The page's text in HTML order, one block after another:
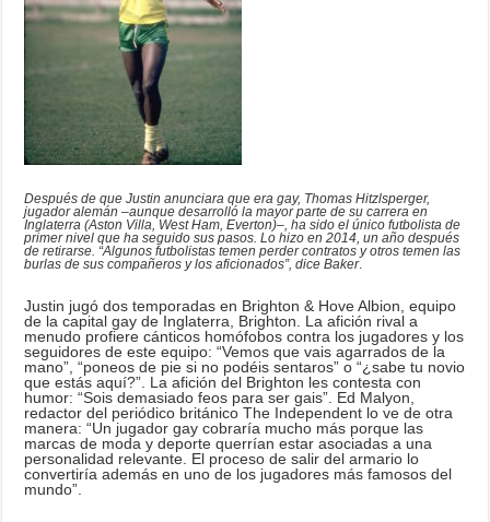
Después de que Justin anunciara que era gay, Thomas Hitzlsperger,
jugador alemán –aunque desarrolló la mayor parte de su carrera en
Inglaterra (Aston Villa, West Ham, Everton)–, ha sido el único futbolista de
primer nivel que ha seguido sus pasos. Lo hizo en 2014, un año después
de retirarse. “Algunos futbolistas temen perder contratos y otros temen las
burlas de sus compañeros y los aficionados”, dice Baker.
Justin jugó dos temporadas en Brighton & Hove Albion, equipo
de la capital gay de Inglaterra, Brighton. La afición rival a
menudo profiere cánticos homófobos contra los jugadores y los
seguidores de este equipo: “Vemos que vais agarrados de la
mano”, “poneos de pie si no podéis sentaros” o “¿sabe tu novio
que estás aquí?”. La afición del Brighton les contesta con
humor: “Sois demasiado feos para ser gais”. Ed Malyon,
redactor del periódico británico The Independent lo ve de otra
manera: “Un jugador gay cobraría mucho más porque las
marcas de moda y deporte querrían estar asociadas a una
personalidad relevante. El proceso de salir del armario lo
convertiría además en uno de los jugadores más famosos del
mundo”.